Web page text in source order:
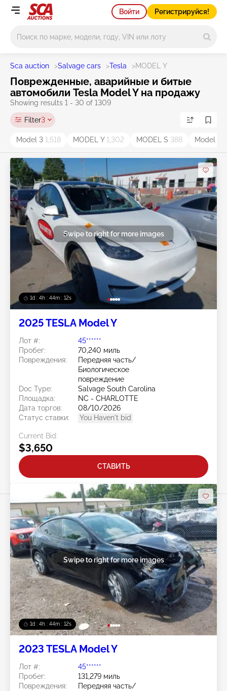
Войти Регистрируйся!
Sca auction >Salvage cars >Tesla >MODEL Y
Поврежденные, аварийные и битые
автомобили Tesla Model Y на продажу
Showing results 1 - 30 of 1309
Filter3
Model 3 1,518 MODEL Y 1,302 MODEL S 388 Model X
1d : 4h : 44m : 09s
Swipe to right for more images
2025 TESLA Model Y
Лот #:
45******
Пробег:
70,240 миль
Повреждения:
Передняя часть/
Биологическое
повреждение
Doc Type:
Salvage South Carolina
Площадка:
NC - CHARLOTTE
Дата торгов:
08/10/2026
Статус ставки:
You Haven't bid
Current Bid:
$3,650
СТАВИТЬ
1d : 4h : 44m : 09s
Swipe to right for more images
2023 TESLA Model Y
Лот #:
45******
Пробег:
131,279 миль
Повреждения:
Передняя часть/